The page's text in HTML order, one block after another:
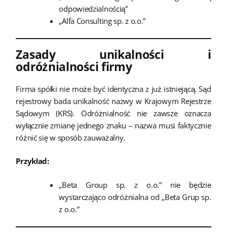
odpowiedzialnością”
„Alfa Consulting sp. z o.o.”
Zasady unikalności i
odróżnialności firmy
Firma spółki nie może być identyczna z już istniejącą. Sąd
rejestrowy bada unikalność nazwy w Krajowym Rejestrze
Sądowym (KRS). Odróżnialność nie zawsze oznacza
wyłącznie zmianę jednego znaku – nazwa musi faktycznie
różnić się w sposób zauważalny.
Przykład:
„Beta Group sp. z o.o.” nie będzie
wystarczająco odróżnialna od „Beta Grup sp.
z o.o.”